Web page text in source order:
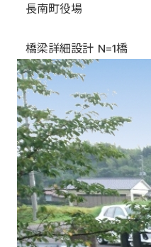
長南町役場
橋梁詳細設計 N=1橋